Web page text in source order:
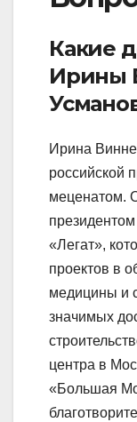
Какие
Ирины
Ирина
российской
меценатом.
«Легат»,
проектов в
медицины и
значимых
центра в
«Большая